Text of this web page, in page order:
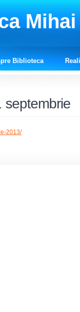
Biblioteca
septembrie
2013/